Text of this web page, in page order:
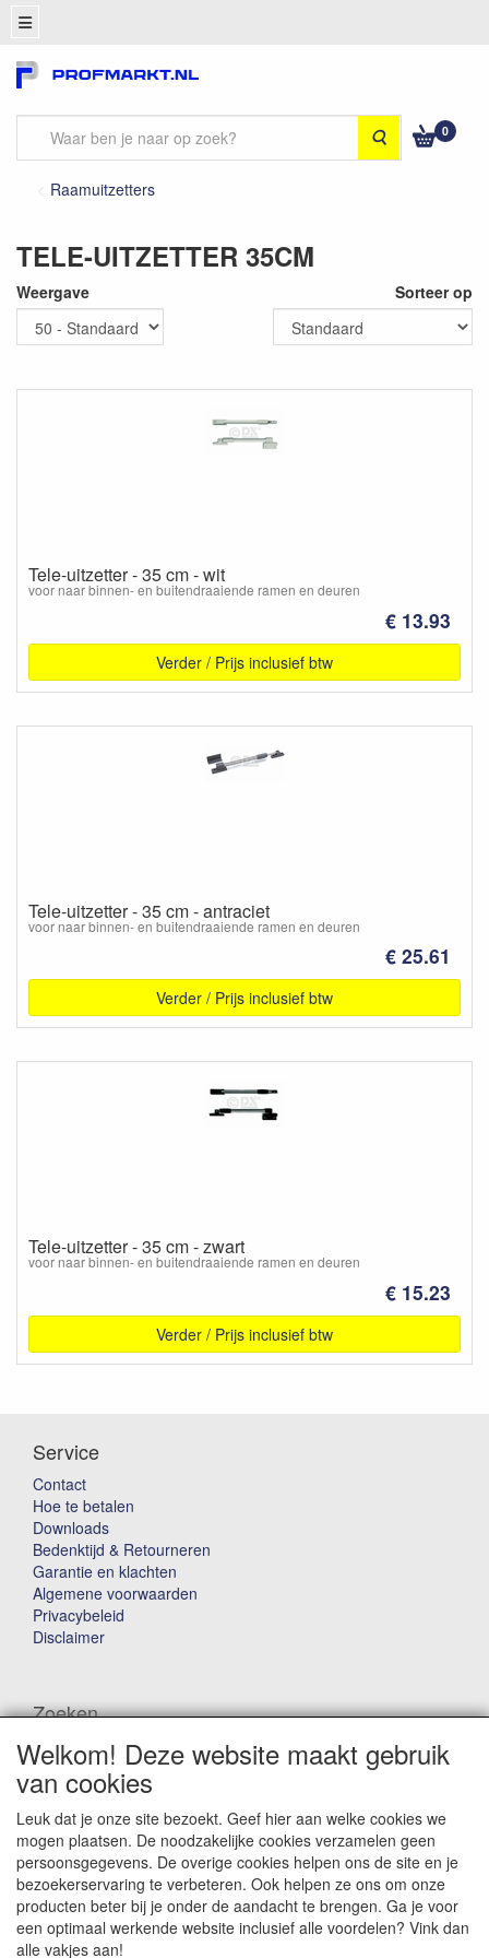
Zoeken 0
Raamuitzetters
TELE-UITZETTER 35CM
Weergave Sorteer op
Tele-uitzetter - 35 cm - wit
voor naar binnen- en buitendraaiende ramen en deuren
€ 13.93
Verder / Prijs inclusief btw
Tele-uitzetter - 35 cm - antraciet
voor naar binnen- en buitendraaiende ramen en deuren
€ 25.61
Verder / Prijs inclusief btw
Tele-uitzetter - 35 cm - zwart
voor naar binnen- en buitendraaiende ramen en deuren
€ 15.23
Verder / Prijs inclusief btw
Service
Contact
Hoe te betalen
Downloads
Bedenktijd & Retourneren
Garantie en klachten
Algemene voorwaarden
Privacybeleid
Disclaimer
Zoeken
Waar ben je naar op zoek?
Winkelwagen
Welkom! Deze website maakt gebruik
van cookies
Leuk dat je onze site bezoekt. Geef hier aan welke cookies we
mogen plaatsen. De noodzakelijke cookies verzamelen geen
persoonsgegevens. De overige cookies helpen ons de site en je
bezoekerservaring te verbeteren. Ook helpen ze ons om onze
producten beter bij je onder de aandacht te brengen. Ga je voor
een optimaal werkende website inclusief alle voordelen? Vink dan
alle vakjes aan!